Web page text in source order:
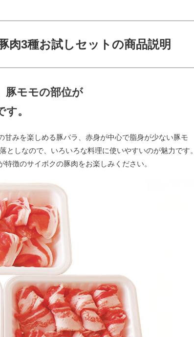
肉3種お試しセットの商品説明
豚モモの部位が
。
みを楽しめる豚バラ、赤身が中心で脂身が少ない豚モ
しなので、いろいろな料理に使いやすいのが魅力です。
徴のサイボクの豚肉をお楽しみください。